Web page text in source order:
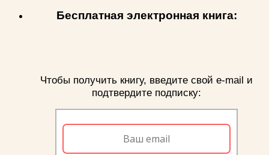
Бесплатная электронная книга:
Чтобы получить книгу, введите свой e-mail и
подтвердите подписку: